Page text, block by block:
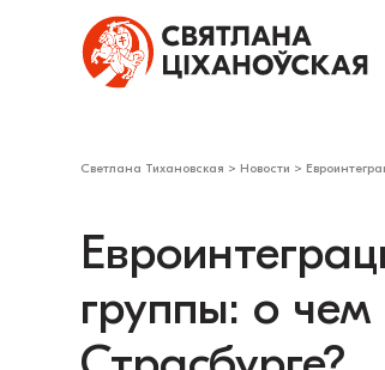
Светлана Тихановская > Новости >
группы: о чем